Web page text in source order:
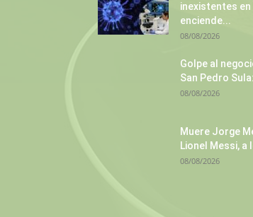
inexistentes
enciende...
08/08/2026
Golpe al
San Pedro
08/08/2026
Muere Jorge
Lionel Messi, a
08/08/2026